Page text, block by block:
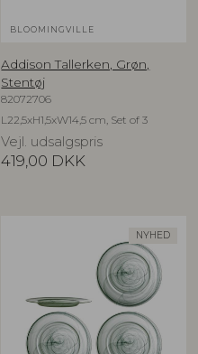
BLOOMINGVILLE
Addison Tallerken, Grøn,
Stentøj
82072706
L22,5xH1,5xW14,5 cm, Set of 3
Vejl. udsalgspris
419,00 DKK
NYHED